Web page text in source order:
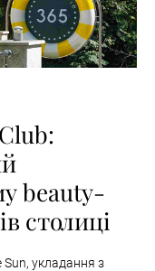
beauty-
столиці
укладання з